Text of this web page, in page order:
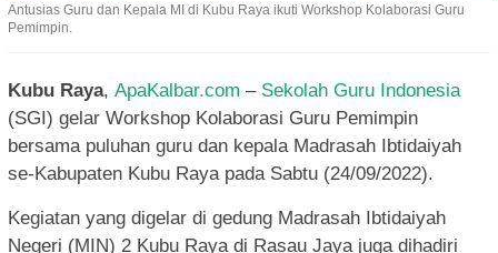
Antusias Guru dan Kepala MI di Kubu Raya ikuti Workshop Kolaborasi Guru
Pemimpin.
Kubu Raya, ApaKalbar.com – Sekolah Guru Indonesia
(SGI) gelar Workshop Kolaborasi Guru Pemimpin
bersama puluhan guru dan kepala Madrasah Ibtidaiyah
se-Kabupaten Kubu Raya pada Sabtu (24/09/2022).
Kegiatan yang digelar di gedung Madrasah Ibtidaiyah
Negeri (MIN) 2 Kubu Raya di Rasau Jaya juga dihadiri